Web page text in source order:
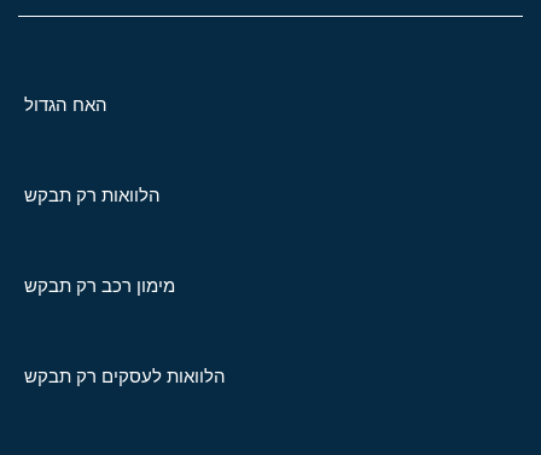
האח הגדול
הלוואות רק תבקש
מימון רכב רק תבקש
הלוואות לעסקים רק תבקש